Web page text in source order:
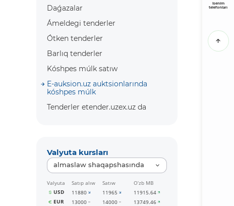
Daǵazalar
Ámeldegi tenderler
Ótken tenderler
Barlıq tenderler
Kóshpes múlk satıw
E-auksion.uz auktsionlarında
kóshpes múlk
Tenderler etender.uzex.uz da
Valyuta kursları
almaslaw shaqapshasında
Valyuta Satıp alıw Satıw
O‘zb MB
USD
11880 11965
11915.64
EUR
13000 14000
13749.46
Isenim
telefonları